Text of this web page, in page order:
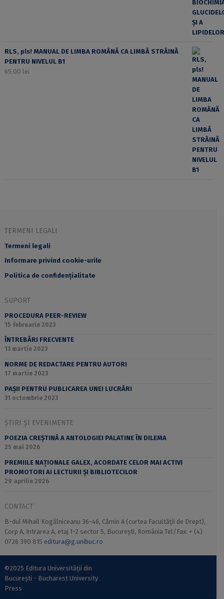
RLS, pls! MANUAL DE LIMBA ROMÂNĂ CA LIMBĂ STRĂINĂ
PENTRU NIVELUL B1
65,00 lei
TERMENI LEGALI
Termeni legali
Informare privind cookie-urile
Politica de confidențialitate
SUPORT
PROCEDURA PEER-REVIEW
15 februarie 2023
ÎNTREBĂRI FRECVENTE
13 martie 2023
NORME DE REDACTARE PENTRU AUTORI
17 martie 2023
PAȘII PENTRU PUBLICAREA UNEI LUCRĂRI
31 octombrie 2023
ȘTIRI ȘI EVENIMENTE
POEZIA CREȘTINĂ A ANTOLOGIEI PALATINE ÎN DILEMA
25 mai 2026
PREMIILE NAȚIONALE GALEX, ACORDATE CELOR MAI ACTIVI
PROMOTORI AI LECTURII ȘI BIBLIOTECILOR
29 aprilie 2026
CONTACT
B-dul Mihail Kogălniceanu 36-46, Cămin A (curtea Facultății de Drept),
Corp A, Intrarea A, etaj 1-2 sector 5, București, România Tel/Fax: + (4)
0726 390 815 editura@g.unibuc.ro
©2025 Editura Universității din
București - Bucharest University
Press